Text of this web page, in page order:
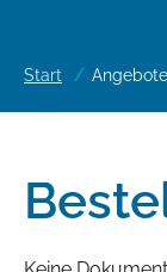
Start Angebote